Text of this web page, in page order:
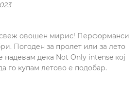
овошен мирис! Перформанси
Погоден за пролет или за лето
надевам дека Not Only intense кој
го купам летово е подобар.